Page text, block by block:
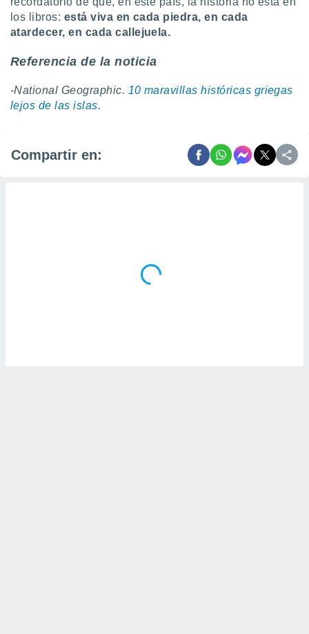
los libros: está viva en cada piedra, en cada
atardecer, en cada callejuela.
Referencia de la noticia
-National Geographic. 10 maravillas históricas griegas
lejos de las islas.
Compartir en: